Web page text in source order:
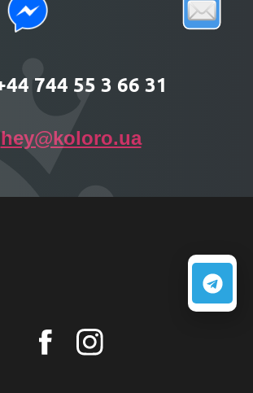
744 55 3 66 31
hey@koloro.ua